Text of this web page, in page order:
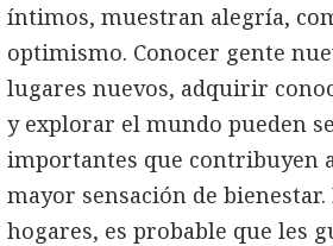
íntimos, muestran alegría,
optimismo. Conocer gente
lugares nuevos, adquirir
y explorar el mundo pueden
importantes que contribuyen
mayor sensación de bienestar.
hogares, es probable que les